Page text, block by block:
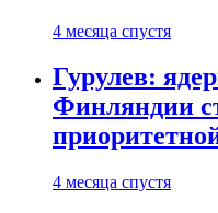
4 месяца спустя
Гурулев:
Финляндии
4 месяца спустя